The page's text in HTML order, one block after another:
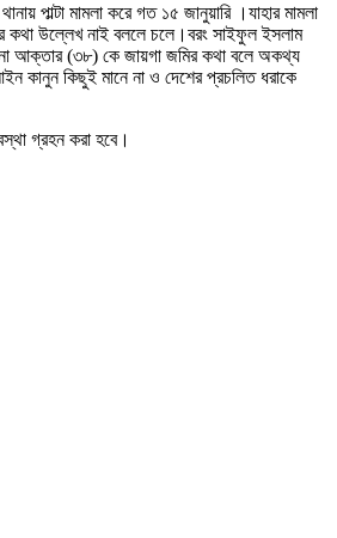
পাল্টা মামলা করে গত ১৫ জানুয়ারি ।যাহার মামলা
কথা উল্লেখ নাই বললে চলে।বরং সাইফুল ইসলাম
আক্তার (৩৮) কে জায়গা জমির কথা বলে অকথ্য
কানুন কিছুই মানে না ও দেশের প্রচলিত ধরাকে
গ্রহন করা হবে।